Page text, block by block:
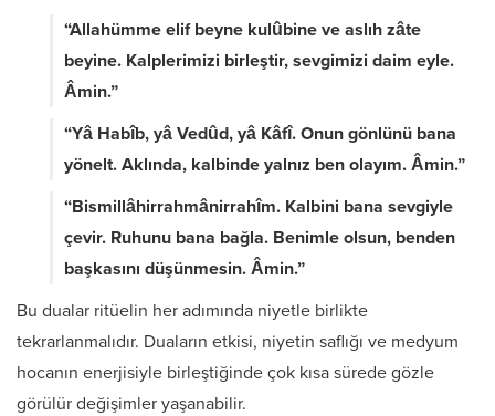
“Allahümme elif beyne kulûbine ve aslıh zâte
beyine. Kalplerimizi birleştir, sevgimizi daim eyle.
Âmin.”
“Yâ Habîb, yâ Vedûd, yâ Kâfî. Onun gönlünü bana
yönelt. Aklında, kalbinde yalnız ben olayım. Âmin.”
“Bismillâhirrahmânirrahîm. Kalbini bana sevgiyle
çevir. Ruhunu bana bağla. Benimle olsun, benden
başkasını düşünmesin. Âmin.”
Bu dualar ritüelin her adımında niyetle birlikte
tekrarlanmalıdır. Duaların etkisi, niyetin saflığı ve medyum
hocanın enerjisiyle birleştiğinde çok kısa sürede gözle
görülür değişimler yaşanabilir.